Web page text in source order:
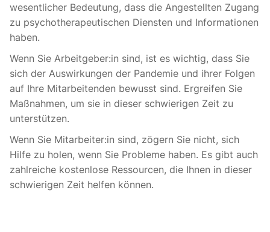
wesentlicher Bedeutung, dass die Angestellten Zugang
zu psychotherapeutischen Diensten und Informationen
haben.
Wenn Sie Arbeitgeber:in sind, ist es wichtig, dass Sie
sich der Auswirkungen der Pandemie und ihrer Folgen
auf Ihre Mitarbeitenden bewusst sind. Ergreifen Sie
Maßnahmen, um sie in dieser schwierigen Zeit zu
unterstützen.
Wenn Sie Mitarbeiter:in sind, zögern Sie nicht, sich
Hilfe zu holen, wenn Sie Probleme haben. Es gibt auch
zahlreiche kostenlose Ressourcen, die Ihnen in dieser
schwierigen Zeit helfen können.